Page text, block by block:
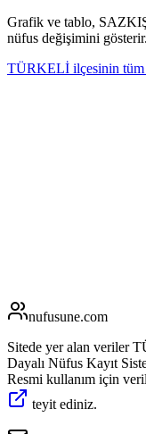
Grafik ve tablo,
nüfus değişimini gösterir.
TÜRKELİ ilçesinin
nufusune.com
Sitede yer alan veriler
Dayalı Nüfus Kayıt
Resmi kullanım için
teyit ediniz.